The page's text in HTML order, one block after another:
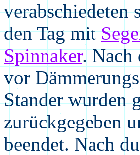
verabschiedeten
den Tag mit
Spinnaker. Nach
vor
Stander wurden
zurückgegeben
beendet. Nach